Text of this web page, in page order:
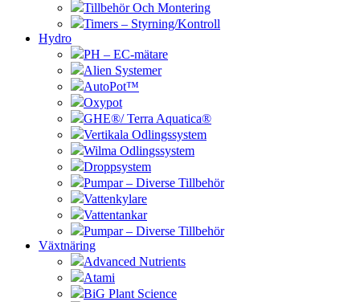
Tillbehör Och Montering
Timers – Styrning/Kontroll
Hydro
PH – EC-mätare
Alien Systemer
AutoPot™
Oxypot
GHE®/ Terra Aquatica®
Vertikala Odlingssystem
Wilma Odlingssystem
Droppsystem
Pumpar – Diverse Tillbehör
Vattenkylare
Vattentankar
Pumpar – Diverse Tillbehör
Växtnäring
Advanced Nutrients
Atami
BiG Plant Science